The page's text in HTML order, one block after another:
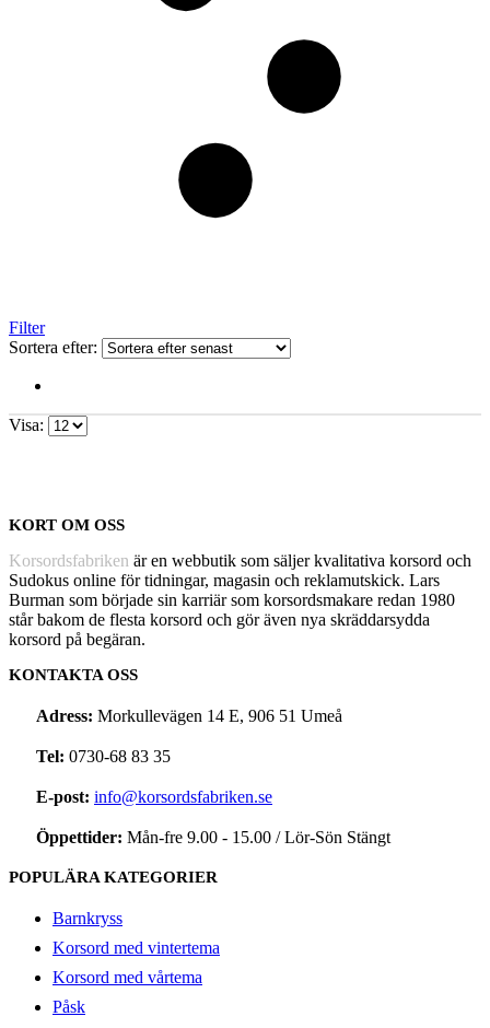
Filter
Sortera efter:
Visa:
KORT OM OSS
Korsordsfabriken är en webbutik som säljer kvalitativa korsord och
Sudokus online för tidningar, magasin och reklamutskick. Lars
Burman som började sin karriär som korsordsmakare redan 1980
står bakom de flesta korsord och gör även nya skräddarsydda
korsord på begäran.
KONTAKTA OSS
Adress: Morkullevägen 14 E, 906 51 Umeå
Tel: 0730-68 83 35
E-post: info@korsordsfabriken.se
Öppettider: Mån-fre 9.00 - 15.00 / Lör-Sön Stängt
POPULÄRA KATEGORIER
Barnkryss
Korsord med vintertema
Korsord med vårtema
Påsk